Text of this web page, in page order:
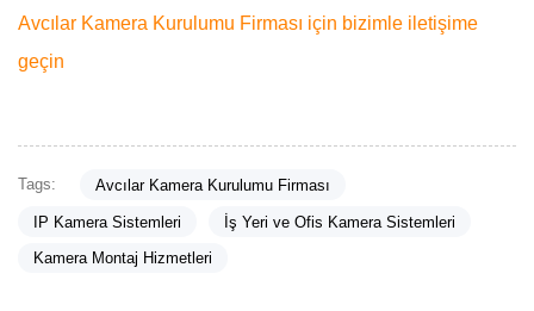
Avcılar Kamera Kurulumu Firması için bizimle iletişime
geçin
Tags: Avcılar Kamera Kurulumu Firması
IP Kamera Sistemleri İş Yeri ve Ofis Kamera Sistemleri
Kamera Montaj Hizmetleri